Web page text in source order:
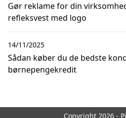
Gør reklame for din
refleksvest med logo
Sådan køber du de bedste
børnepengekredit
14/11/2025
Copyright 2026 -